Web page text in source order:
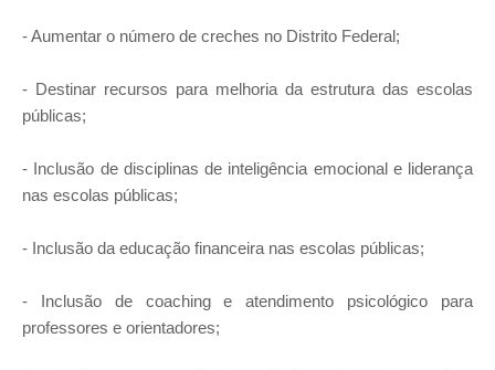
- Aumentar o número de creches no Distrito Federal;
- Destinar recursos para melhoria da estrutura das escolas
públicas;
- Inclusão de disciplinas de inteligência emocional e liderança
nas escolas públicas;
- Inclusão da educação financeira nas escolas públicas;
- Inclusão de coaching e atendimento psicológico para
professores e orientadores;